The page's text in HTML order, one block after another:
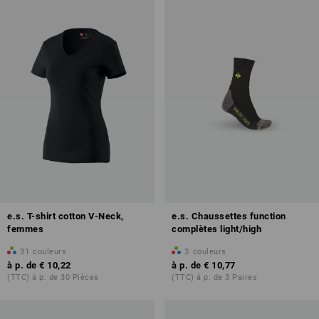
e.s. T-shirt cotton V-Neck,
femmes
31 couleurs
à p. de € 10,22
(TTC) à p. de 30 Pièces
e.s. Chaussettes function
complètes light/high
3 couleurs
à p. de € 10,77
(TTC) à p. de 3 Paires